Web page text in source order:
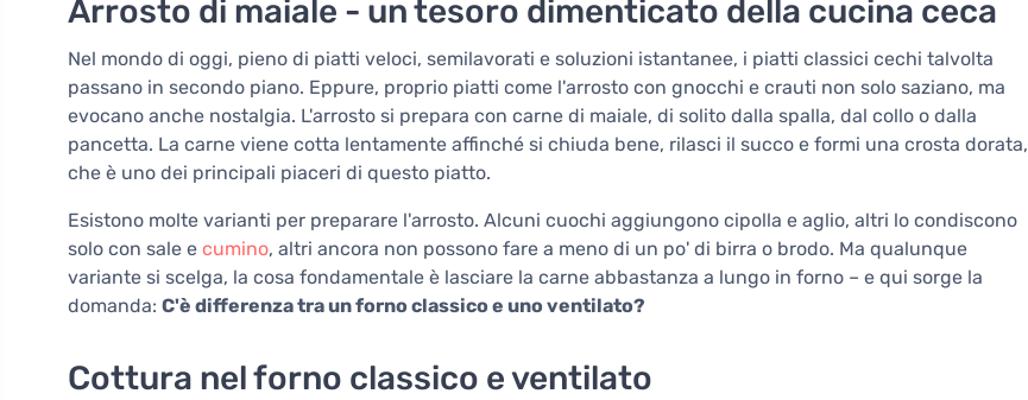
Arrosto di maiale - un tesoro dimenticato della cucina ceca
Nel mondo di oggi, pieno di piatti veloci, semilavorati e soluzioni istantanee, i piatti classici cechi talvolta
passano in secondo piano. Eppure, proprio piatti come l'arrosto con gnocchi e crauti non solo saziano, ma
evocano anche nostalgia. L'arrosto si prepara con carne di maiale, di solito dalla spalla, dal collo o dalla
pancetta. La carne viene cotta lentamente affinché si chiuda bene, rilasci il succo e formi una crosta dorata,
che è uno dei principali piaceri di questo piatto.
Esistono molte varianti per preparare l'arrosto. Alcuni cuochi aggiungono cipolla e aglio, altri lo condiscono
solo con sale e cumino, altri ancora non possono fare a meno di un po' di birra o brodo. Ma qualunque
variante si scelga, la cosa fondamentale è lasciare la carne abbastanza a lungo in forno – e qui sorge la
domanda: C'è differenza tra un forno classico e uno ventilato?
Cottura nel forno classico e ventilato